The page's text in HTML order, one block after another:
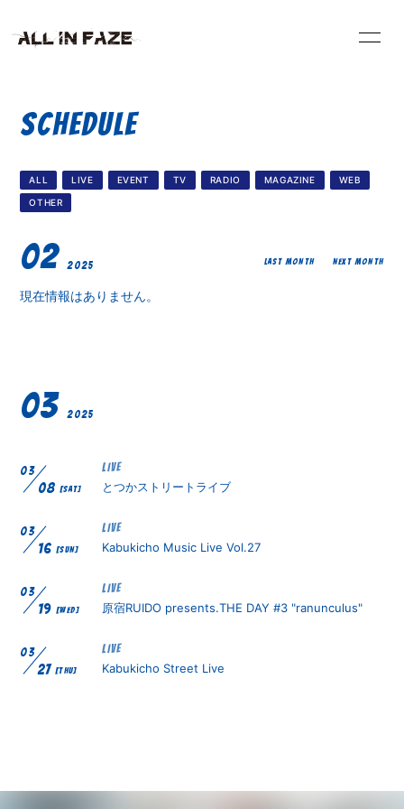
PROFILE
BLOG
無料会員登録
SCHEDULE
ALL LIVE EVENT TV RADIO MAGAZINE WEB
OTHER
02 2025 LAST MONTH NEXT MONTH
現在情報はありません。
03 2025
03
08 [SAT]
LIVE
とつかストリートライブ
03
16 [SUN]
LIVE
Kabukicho Music Live Vol.27
03
19 [WED]
LIVE
原宿RUIDO presents.THE DAY #3 "ranunculus"
03
27 [THU]
LIVE
Kabukicho Street Live